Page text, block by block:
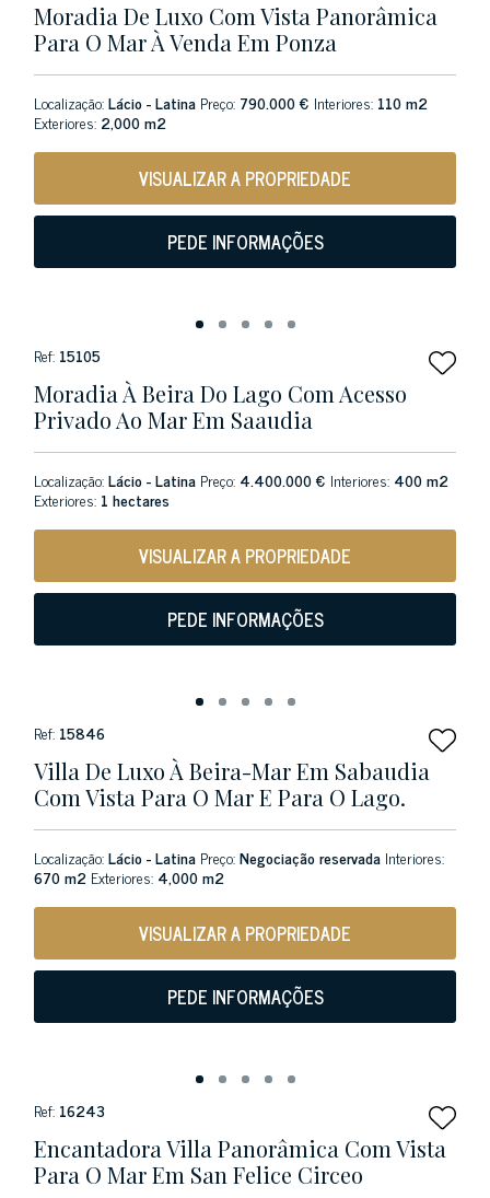
Moradia De Luxo Com Vista Panorâmica
Para O Mar À Venda Em Ponza
Localização:Lácio - Latina Preço: 790.000 € Interiores: 110 m2
Exteriores: 2,000 m2
VISUALIZAR A PROPRIEDADE
PEDE INFORMAÇÕES
Ref: 15105
Moradia À Beira Do Lago Com Acesso
Privado Ao Mar Em Saaudia
Localização:Lácio - Latina Preço: 4.400.000 € Interiores: 400 m2
Exteriores: 1 hectares
VISUALIZAR A PROPRIEDADE
PEDE INFORMAÇÕES
Ref: 15846
Villa De Luxo À Beira-Mar Em Sabaudia
Com Vista Para O Mar E Para O Lago.
Localização:Lácio - Latina Preço:Negociação reservada Interiores:
670 m2 Exteriores: 4,000 m2
VISUALIZAR A PROPRIEDADE
PEDE INFORMAÇÕES
Ref: 16243
Encantadora Villa Panorâmica Com Vista
Para O Mar Em San Felice Circeo